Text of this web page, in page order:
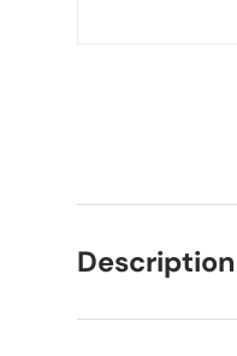
Description